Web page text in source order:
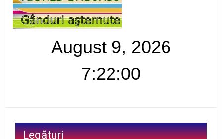
August 9, 2026
7:22:01
Legături